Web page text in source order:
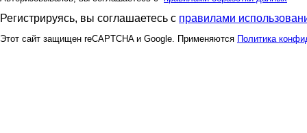
Регистрируясь, вы соглашаетесь с правилами
Этот сайт защищен reCAPTCHA и Google. Применяются Политика